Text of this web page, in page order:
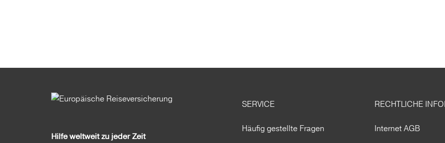
Hilfe weltweit zu jeder Zeit
SERVICE
Häufig gestellte Fragen
RECHTLICHE
Internet AGB